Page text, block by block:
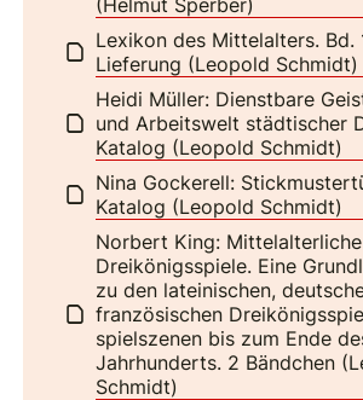
Lexikon des Mittelalters. Bd.
Lieferung (Leopold Schmidt)
Heidi Müller: Dienstbare
und Arbeitswelt städtischer
Katalog (Leopold Schmidt)
Nina Gockerell:
Katalog (Leopold Schmidt)
Norbert King: Mittelalterliche
Dreikönigsspiele. Eine
zu den lateinischen,
französischen
spielszenen bis zum Ende
Jahrhunderts. 2 Bändchen
Schmidt)